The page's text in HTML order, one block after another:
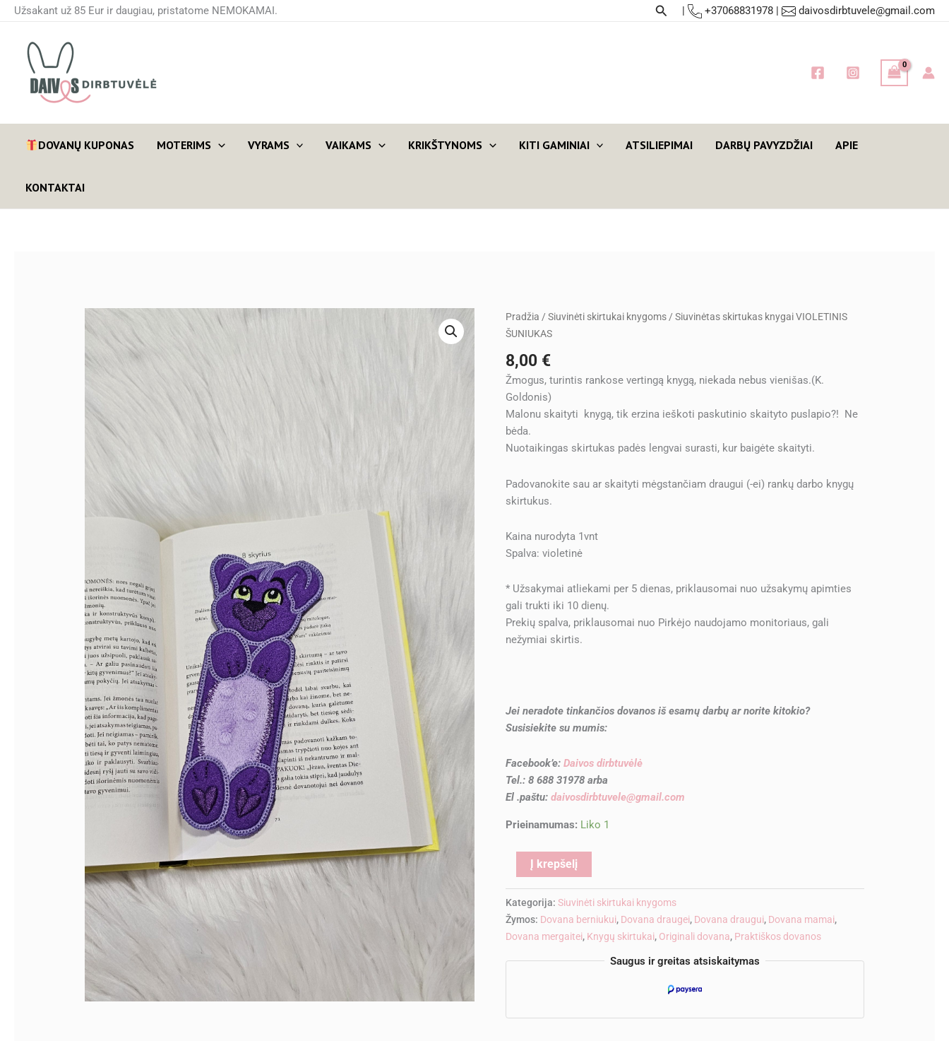
Pereiti
turinio
Užsakant už 85 Eur ir daugiau, pristatome NEMOKAMAI. Paieška
| +37068831978 | daivosdirbtuvele@gmail.com
DOVANŲ KUPONAS MOTERIMS VYRAMS VAIKAMS KRIKŠTYNOMS KITI GAMINIAI ATSILIEPIMAI DARBŲ PAVYZDŽIAI APIE
KONTAKTAI
Pradžia /Siuvinėti skirtukai knygoms / Siuvinėtas skirtukas knygai VIOLETINIS
ŠUNIUKAS
8,00 €
Žmogus, turintis rankose vertingą knygą, niekada nebus vienišas.(K.
Goldonis)
Malonu skaityti knygą, tik erzina ieškoti paskutinio skaityto puslapio?! Ne
bėda.
Nuotaikingas skirtukas padės lengvai surasti, kur baigėte skaityti.
Padovanokite sau ar skaityti mėgstančiam draugui (-ei) rankų darbo knygų
skirtukus.
Kaina nurodyta 1vnt
Spalva: violetinė
* Užsakymai atliekami per 5 dienas, priklausomai nuo užsakymų apimties
gali trukti iki 10 dienų.
Prekių spalva, priklausomai nuo Pirkėjo naudojamo monitoriaus, gali
nežymiai skirtis.
Jei neradote tinkančios dovanos iš esamų darbų ar norite kitokio?
Susisiekite su mumis:
Facebook’e:Daivos dirbtuvėlė
Tel.: 8 688 31978 arba
El .paštu:daivosdirbtuvele@gmail.com
Prieinamumas: Liko 1
produkto
kiekis:
skirtukas
knygai
VIOLETINIS
ŠUNIUKAS
Į krepšelį
Kategorija:Siuvinėti skirtukai knygoms
Žymos: Dovana berniukui, Dovana draugei, Dovana draugui, Dovana mamai,
Dovana mergaitei, Knygų skirtukai, Originali dovana, Praktiškos dovanos
Saugus ir greitas atsiskaitymas